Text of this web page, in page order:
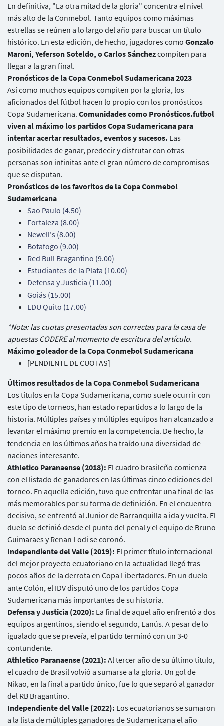
En definitiva, "La otra mitad de la gloria" concentra el nivel
más alto de la Conmebol. Tanto equipos como máximas
estrellas se reúnen a lo largo del año para buscar un título
histórico. En esta edición, de hecho, jugadores como Gonzalo
Maroni, Yeferson Soteldo, o Carlos Sánchezcompiten para
llegar a la gran final.
Pronósticos de la Copa Conmebol Sudamericana 2023
Así como muchos equipos compiten por la gloria, los
aficionados del fútbol hacen lo propio con los pronósticos
Copa Sudamericana. Comunidades como Pronósticos.futbol
viven al máximo los partidos Copa Sudamericana para
intentar acertar resultados, eventos y sucesos. Las
posibilidades de ganar, predecir y disfrutar con otras
personas son infinitas ante el gran número de compromisos
que se disputan.
Pronósticos de los favoritos de la Copa Conmebol
Sudamericana
Sao Paulo (4.50)
Fortaleza (8.00)
Newell's (8.00)
Botafogo (9.00)
Red Bull Bragantino (9.00)
Estudiantes de la Plata (10.00)
Defensa y Justicia (11.00)
Goiás (15.00)
LDU Quito (17.00)
*Nota: las cuotas presentadas son correctas para la casa de
apuestas CODERE al momento de escritura del artículo.
Máximo goleador de la Copa Conmebol Sudamericana
[PENDIENTE DE CUOTAS]
Últimos resultados de la Copa Conmebol Sudamericana
Los títulos en la Copa Sudamericana, como suele ocurrir con
este tipo de torneos, han estado repartidos a lo largo de la
historia. Múltiples países y múltiples equipos han alcanzado a
levantar el máximo premio en la competencia. De hecho, la
tendencia en los últimos años ha traído una diversidad de
naciones interesante.
Athletico Paranaense (2018): El cuadro brasileño comienza
con el listado de ganadores en las últimas cinco ediciones del
torneo. En aquella edición, tuvo que enfrentar una final de las
más memorables por su forma de definición. En el encuentro
decisivo, se enfrentó al Junior de Barranquilla a ida y vuelta. El
duelo se definió desde el punto del penal y el equipo de Bruno
Guimaraes y Renan Lodi se coronó.
Independiente del Valle (2019): El primer título internacional
del mejor proyecto ecuatoriano en la actualidad llegó tras
pocos años de la derrota en Copa Libertadores. En un duelo
ante Colón, el IDV disputó uno de los partidos Copa
Sudamericana más importantes de su historia.
Defensa y Justicia (2020): La final de aquel año enfrentó a dos
equipos argentinos, siendo el segundo, Lanús. A pesar de lo
igualado que se preveía, el partido terminó con un 3-0
contundente.
Athletico Paranaense (2021): Al tercer año de su último título,
el cuadro de Brasil volvió a sumarse a la gloria. Un gol de
Nikao, en la final a partido único, fue lo que separó al ganador
del RB Bragantino.
Independiente del Valle (2022): Los ecuatorianos se sumaron
a la lista de múltiples ganadores de Sudamericana el año